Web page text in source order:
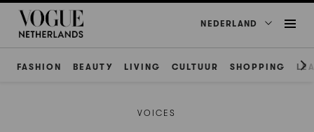
NEDERLAND
FASHION BEAUTY LIVING CULTUUR SHOPPING
VOICES